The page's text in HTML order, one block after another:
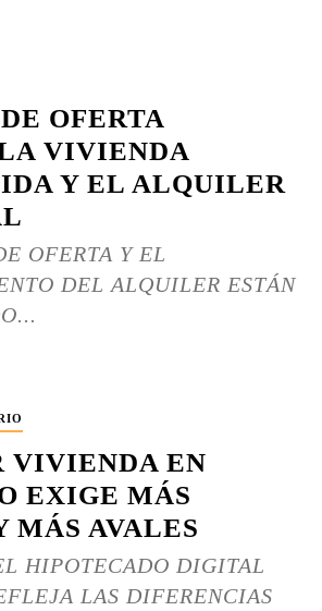
OFERTA
VIVIENDA
Y EL ALQUILER
OFERTA Y EL
DEL ALQUILER ESTÁN
VIVIENDA EN
EXIGE MÁS
MÁS AVALES
HIPOTECADO DIGITAL
LAS DIFERENCIAS